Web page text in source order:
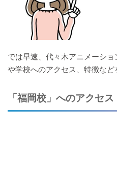
では早速、代々木アニメーシ
や学校へのアクセス、特徴など
「福岡校」へのアクセス